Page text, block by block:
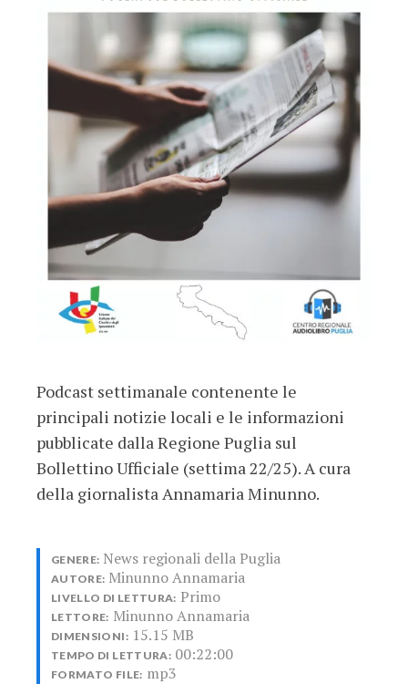
Podcast settimanale contenente le
principali notizie locali e le informazioni
pubblicate dalla Regione Puglia sul
Bollettino Ufficiale (settima 22/25). A cura
della giornalista Annamaria Minunno.
GENERE: News regionali della Puglia
AUTORE: Minunno Annamaria
LIVELLO DI LETTURA: Primo
LETTORE: Minunno Annamaria
DIMENSIONI: 15.15 MB
TEMPO DI LETTURA: 00:22:00
FORMATO FILE: mp3